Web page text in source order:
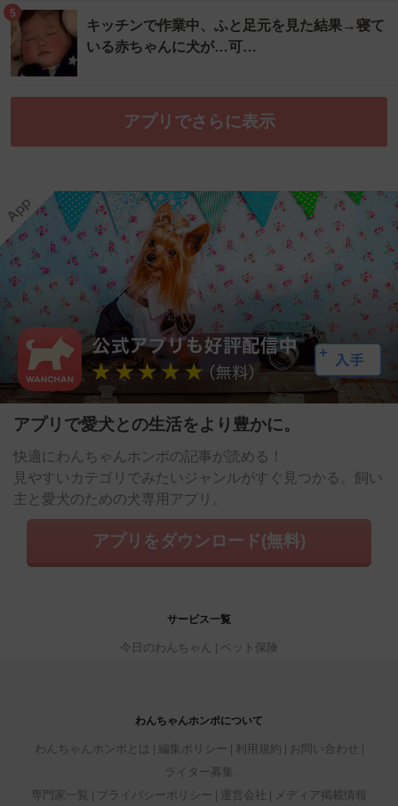
5
キッチンで作業中、ふと足元を見た結果→寝て
いる赤ちゃんに犬が…可…
アプリでさらに表示
アプリで愛犬との生活をより豊かに。
快適にわんちゃんホンポの記事が読める！
見やすいカテゴリでみたいジャンルがすぐ見つかる。飼い
主と愛犬のための犬専用アプリ。
アプリをダウンロード(無料)
サービス一覧
今日のわんちゃん ペット保険
わんちゃんホンポについて
わんちゃんホンポとは 編集ポリシー 利用規約
お問い合わせ
ライター募集
専門家一覧
プライバシーポリシー 運営会社 メディア掲載情報